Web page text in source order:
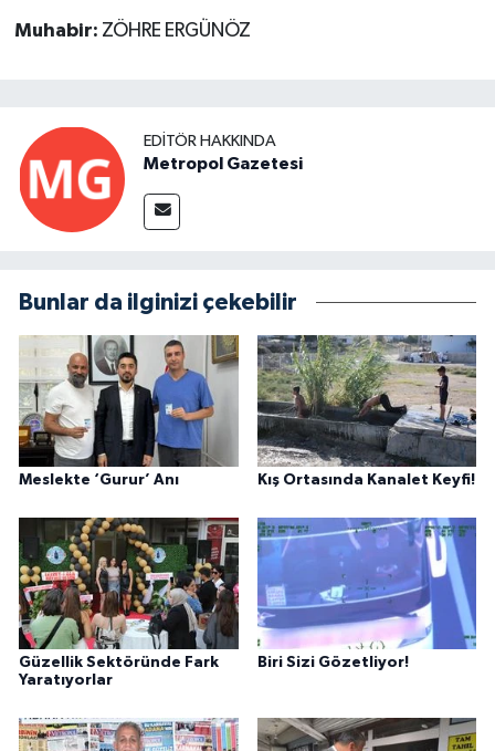
Muhabir: ZÖHRE ERGÜNÖZ
EDITÖR HAKKINDA
Metropol Gazetesi
Bunlar da ilginizi çekebilir
Meslekte ‘Gurur’ Anı Kış Ortasında Kanalet Keyfi!
Güzellik Sektöründe Fark
Yaratıyorlar
Biri Sizi Gözetliyor!